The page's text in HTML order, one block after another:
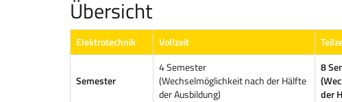
Übersicht
Elektrotechnik Vollzeit
Semester
4 Semester
(Wechselmöglichkeit nach der Hälfte
der Ausbildung)
8
der